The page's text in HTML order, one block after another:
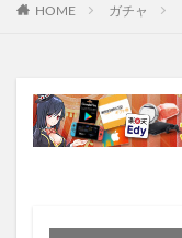
HOME ガチャ